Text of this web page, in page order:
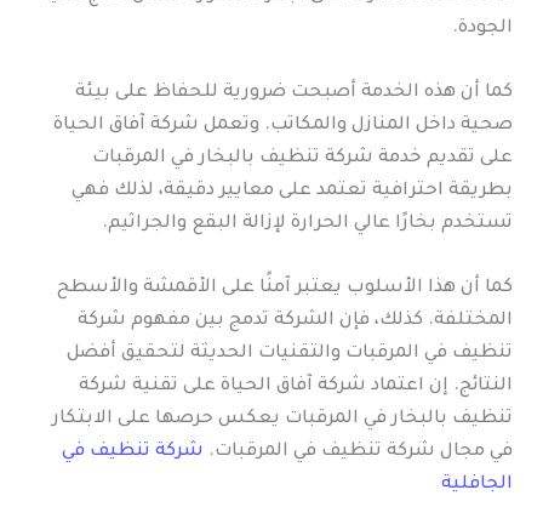
الجودة.
كما أن هذه الخدمة أصبحت ضرورية للحفاظ على بيئة
صحية داخل المنازل والمكاتب. وتعمل شركة آفاق الحياة
على تقديم خدمة شركة تنظيف بالبخار في المرقبات
بطريقة احترافية تعتمد على معايير دقيقة، لذلك فهي
تستخدم بخارًا عالي الحرارة لإزالة البقع والجراثيم.
كما أن هذا الأسلوب يعتبر آمنًا على الأقمشة والأسطح
المختلفة. كذلك، فإن الشركة تدمج بين مفهوم شركة
تنظيف في المرقبات والتقنيات الحديثة لتحقيق أفضل
النتائج. إن اعتماد شركة آفاق الحياة على تقنية شركة
تنظيف بالبخار في المرقبات يعكس حرصها على الابتكار
في مجال شركة تنظيف في المرقبات. شركة تنظيف في
الجافلية